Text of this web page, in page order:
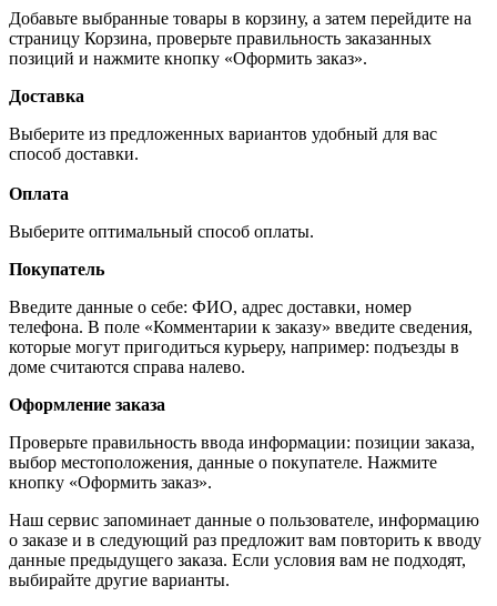
Добавьте выбранные товары в корзину, а затем перейдите на
страницу Корзина, проверьте правильность заказанных
позиций и нажмите кнопку «Оформить заказ».
Доставка
Выберите из предложенных вариантов удобный для вас
способ доставки.
Оплата
Выберите оптимальный способ оплаты.
Покупатель
Введите данные о себе: ФИО, адрес доставки, номер
телефона. В поле «Комментарии к заказу» введите сведения,
которые могут пригодиться курьеру, например: подъезды в
доме считаются справа налево.
Оформление заказа
Проверьте правильность ввода информации: позиции заказа,
выбор местоположения, данные о покупателе. Нажмите
кнопку «Оформить заказ».
Наш сервис запоминает данные о пользователе, информацию
о заказе и в следующий раз предложит вам повторить к вводу
данные предыдущего заказа. Если условия вам не подходят,
выбирайте другие варианты.